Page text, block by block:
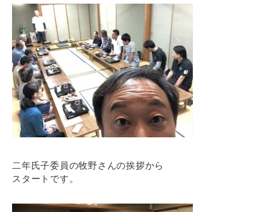
二年氏子委員の牧野さんの挨拶から
スタートです。